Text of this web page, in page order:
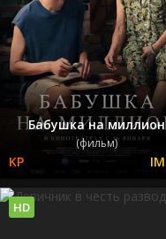
Бабушка на миллион
(фильм)
HD